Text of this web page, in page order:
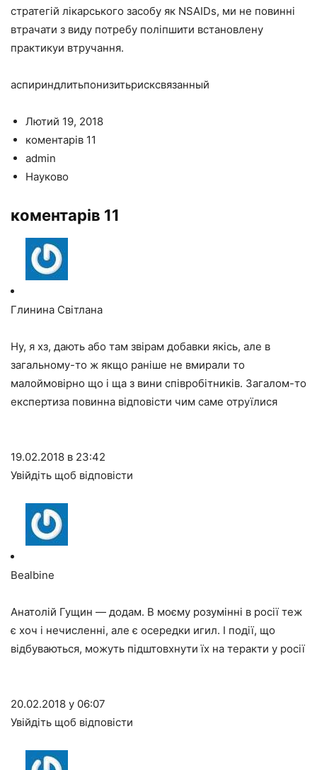
стратегій лікарського засобу як NSAIDs, ми не повинні
втрачати з виду потребу поліпшити встановлену
практикуи втручання.
аспириндлитьпонизитьрисксвязанный
Лютий 19, 2018
коментарів 11
admin
Науково
коментарів 11
Глинина Світлана
Ну, я хз, дають або там звірам добавки якісь, але в
загальному-то ж якщо раніше не вмирали то
малоймовірно що і ща з вини співробітників. Загалом-то
експертиза повинна відповісти чим саме отруїлися
19.02.2018 в 23:42
Увійдіть щоб відповісти
Bealbine
Анатолій Гущин — додам. В моєму розумінні в росії теж
є хоч і нечисленні, але є осередки игил. І події, що
відбуваються, можуть підштовхнути їх на теракти у росії
20.02.2018 у 06:07
Увійдіть щоб відповісти